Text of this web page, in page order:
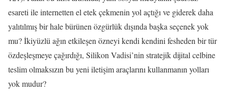
esareti ile internetten el etek çekmenin yol açtığı ve giderek daha
yalıtılmış bir hale bürünen özgürlük dışında başka seçenek yok
mu? İkiyüzlü ağın etkileşen özneyi kendi kendini fesheden bir tür
özdeşleşmeye çağırdığı, Silikon Vadisi’nin stratejik dijital celbine
teslim olmaksızın bu yeni iletişim araçlarını kullanmanın yolları
yok mudur?